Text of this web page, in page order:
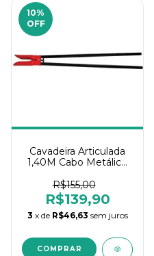
10%
OFF
Cavadeira Articulada
1,40M Cabo Metálico
R$155,00
R$139,90
3 x de R$46,63 sem juros